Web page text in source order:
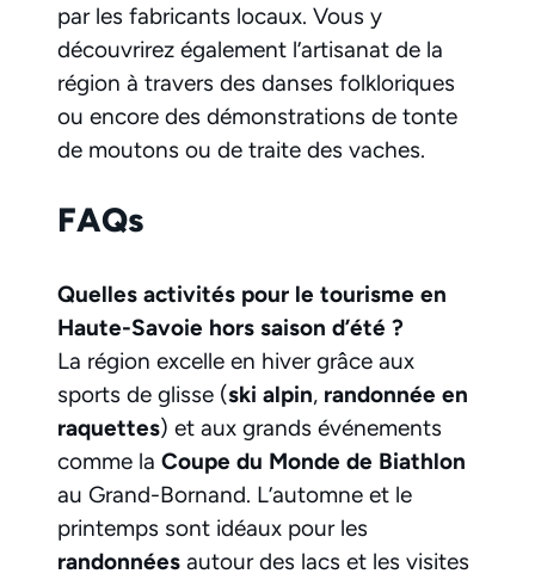
par les fabricants locaux. Vous y
découvrirez également l’artisanat de la
région à travers des danses folkloriques
ou encore des démonstrations de tonte
de moutons ou de traite des vaches.
FAQs
Quelles activités pour le tourisme en
Haute-Savoie hors saison d’été ?
La région excelle en hiver grâce aux
sports de glisse (ski alpin, randonnée en
raquettes) et aux grands événements
comme la Coupe du Monde de Biathlon
au Grand-Bornand. L’automne et le
printemps sont idéaux pour les
randonnées autour des lacs et les visites